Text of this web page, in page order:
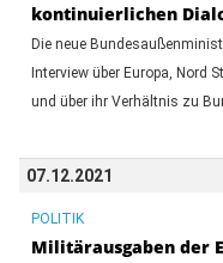
kontinuierlichen
Die neue
Interview über Europa, Nord
und über ihr Verhältnis zu
07.12.2021
POLITIK
Militärausgaben der